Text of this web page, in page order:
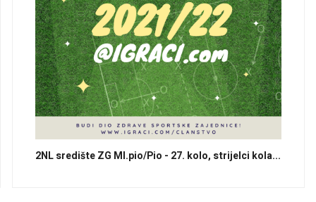
2NL središte ZG Ml.pio/Pio - 27. kolo, strijelci kola...